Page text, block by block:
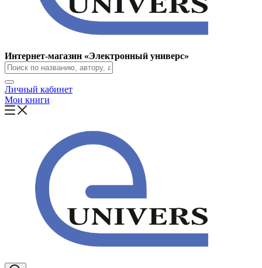
Интернет-магазин «Электронный универс»
Личный кабинет
Мои книги